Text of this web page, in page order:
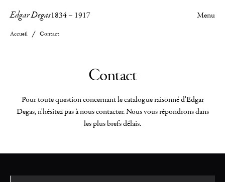
Edgar Degas1834– 1917 Menu
Accueil Contact
Contact
Pour toute question concernant le catalogue raisonné d'Edgar
Degas, n'hésitez pas à nous contacter. Nous vous répondrons dans
les plus brefs délais.